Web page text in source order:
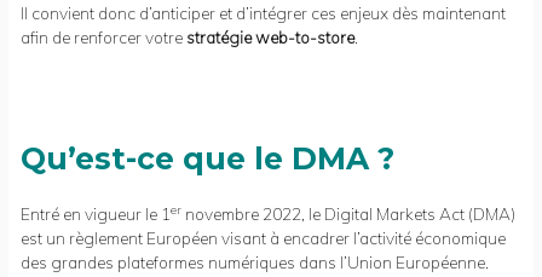
Il convient donc d’anticiper et d’intégrer ces enjeux dès maintenant
afin de renforcer votre stratégie web-to-store.
Qu’est-ce que le DMA ?
Entré en vigueur le 1er novembre 2022, le Digital Markets Act (DMA)
est un règlement Européen visant à encadrer l’activité économique
des grandes plateformes numériques dans l’Union Européenne.